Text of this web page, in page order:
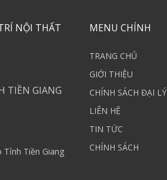
NỘI THẤT
TIỀN GIANG
Tỉnh Tiền Giang
MENU CHÍNH
TRANG CHỦ
GIỚI THIỆU
CHÍNH SÁCH ĐẠI LÝ
LIÊN HỆ
TIN TỨC
CHÍNH SÁCH